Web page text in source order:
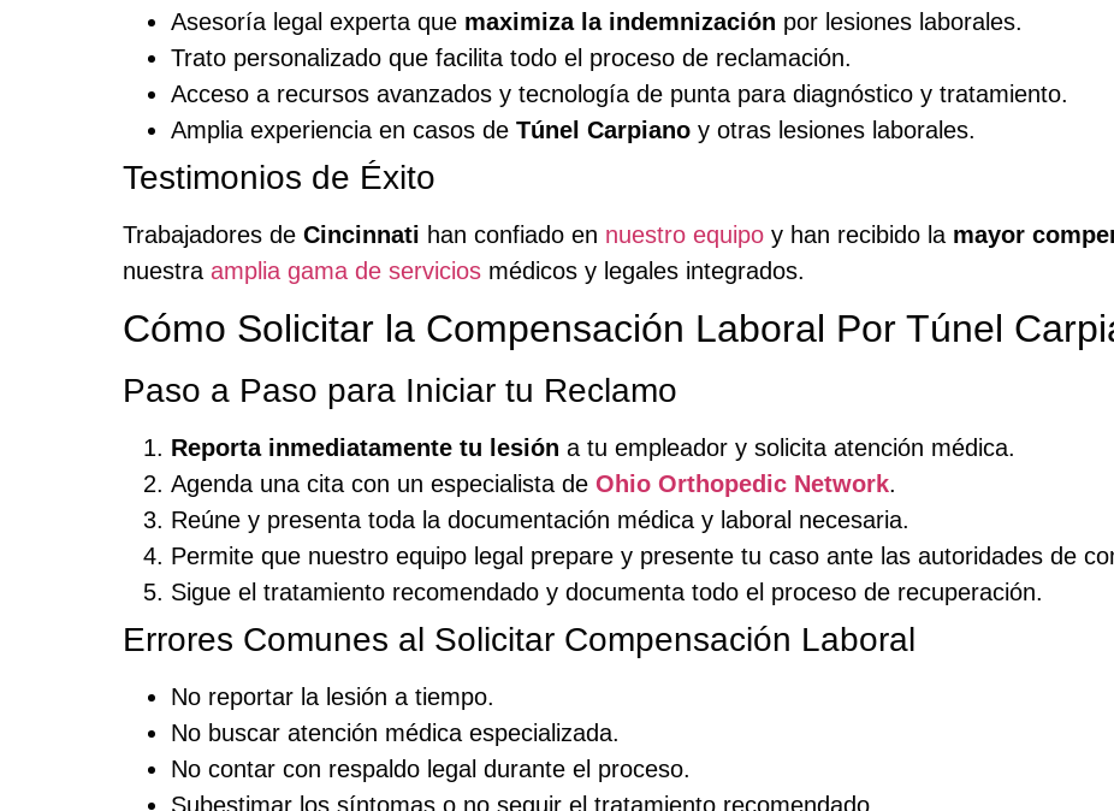
Asesoría legal experta que maximiza la indemnización por lesiones laborales.
Trato personalizado que facilita todo el proceso de reclamación.
Acceso a recursos avanzados y tecnología de punta para diagnóstico y tratamiento.
Amplia experiencia en casos de Túnel Carpiano y otras lesiones laborales.
Testimonios de Éxito
Trabajadores de Cincinnati han confiado en nuestro equipo y han recibido la mayor
nuestra amplia gama de servicios médicos y legales integrados.
Cómo Solicitar la Compensación Laboral Por Túnel
Paso a Paso para Iniciar tu Reclamo
Reporta inmediatamente tu lesión a tu empleador y solicita atención médica.
Agenda una cita con un especialista de Ohio Orthopedic Network.
Reúne y presenta toda la documentación médica y laboral necesaria.
Permite que nuestro equipo legal prepare y presente tu caso ante las autoridades de
Sigue el tratamiento recomendado y documenta todo el proceso de recuperación.
Errores Comunes al Solicitar Compensación Laboral
No reportar la lesión a tiempo.
No buscar atención médica especializada.
No contar con respaldo legal durante el proceso.
Subestimar los síntomas o no seguir el tratamiento recomendado.